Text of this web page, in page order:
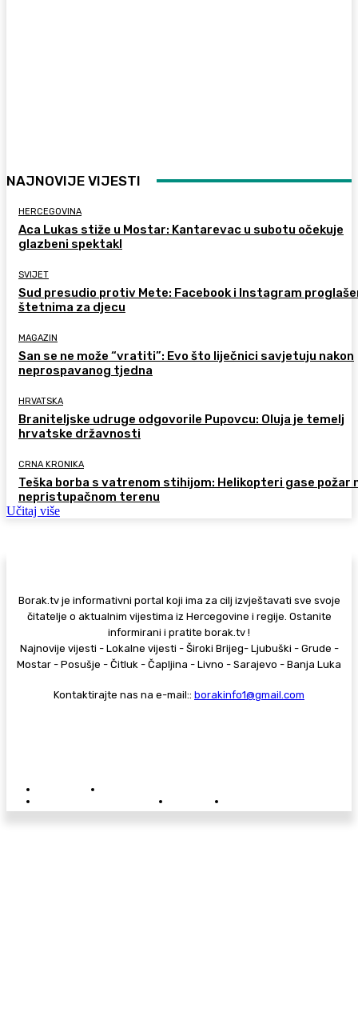
NAJNOVIJE VIJESTI
HERCEGOVINA
Aca Lukas stiže u Mostar: Kantarevac u subotu očekuje
glazbeni spektakl
SVIJET
Sud presudio protiv Mete: Facebook i Instagram
štetnima za djecu
MAGAZIN
San se ne može “vratiti”: Evo što liječnici savjetuju nakon
neprospavanog tjedna
HRVATSKA
Braniteljske udruge odgovorile Pupovcu: Oluja je temelj
hrvatske državnosti
CRNA KRONIKA
Teška borba s vatrenom stihijom: Helikopteri gase požar
nepristupačnom terenu
Učitaj više
Borak.tv je informativni portal koji ima za cilj izvještavati sve svoje
čitatelje o aktualnim vijestima iz Hercegovine i regije. Ostanite
informirani i pratite borak.tv !
Najnovije vijesti - Lokalne vijesti - Široki Brijeg- Ljubuški - Grude -
Mostar - Posušje - Čitluk - Čapljina - Livno - Sarajevo - Banja Luka
Kontaktirajte nas na e-mail:: borakinfo1@gmail.com